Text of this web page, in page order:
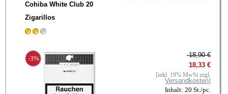
Cohiba White Club 20
Zigarillos
-3%
18,90 €
18,33 €
[inkl. 19% MwSt zzgl.
Versandkosten]
Inhalt: 20 St./pc.